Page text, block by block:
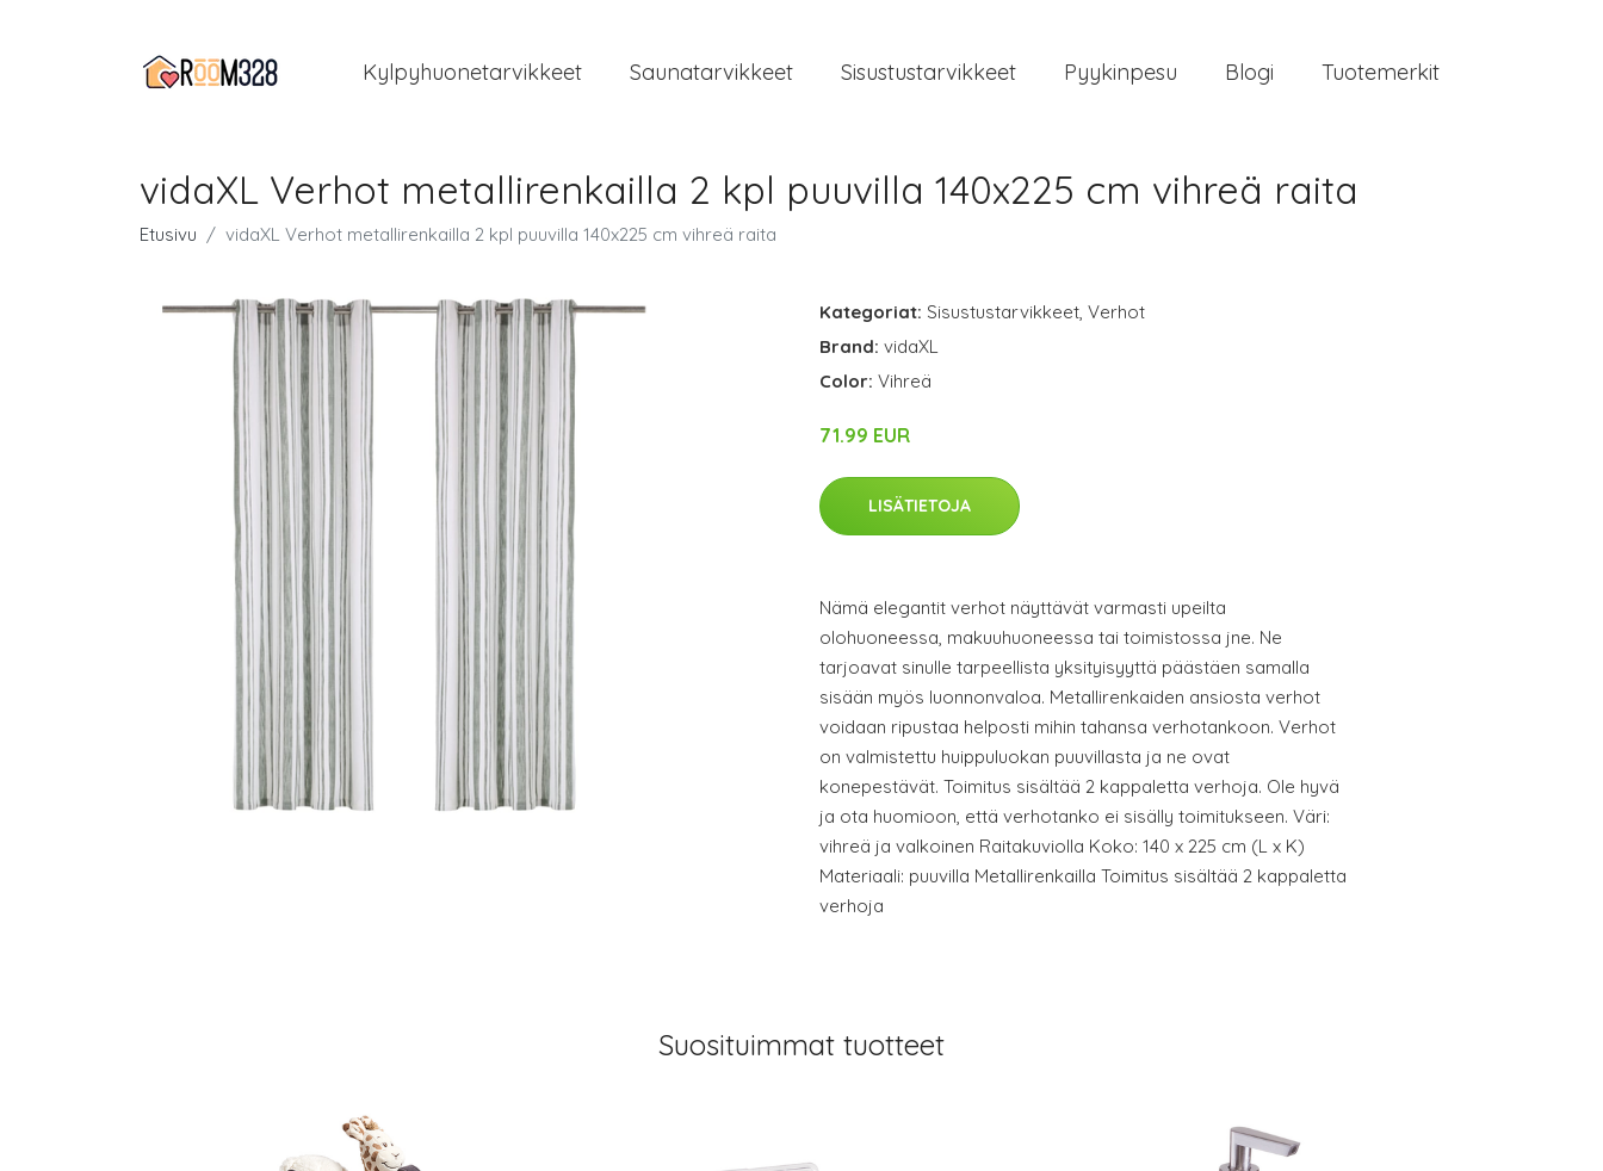
Kylpyhuonetarvikkeet Saunatarvikkeet Sisustustarvikkeet Pyykinpesu Blogi Tuotemerkit
vidaXL Verhot metallirenkailla 2 kpl puuvilla 140x225 cm vihreä raita
Etusivu vidaXL Verhot metallirenkailla 2 kpl puuvilla 140x225 cm vihreä raita
Kategoriat: Sisustustarvikkeet, Verhot
Brand: vidaXL
Color: Vihreä
71.99 EUR
LISÄTIETOJA
Nämä elegantit verhot näyttävät varmasti upeilta
olohuoneessa, makuuhuoneessa tai toimistossa jne. Ne
tarjoavat sinulle tarpeellista yksityisyyttä päästäen samalla
sisään myös luonnonvaloa. Metallirenkaiden ansiosta verhot
voidaan ripustaa helposti mihin tahansa verhotankoon. Verhot
on valmistettu huippuluokan puuvillasta ja ne ovat
konepestävät. Toimitus sisältää 2 kappaletta verhoja. Ole hyvä
ja ota huomioon, että verhotanko ei sisälly toimitukseen. Väri:
vihreä ja valkoinen Raitakuviolla Koko: 140 x 225 cm (L x K)
Materiaali: puuvilla Metallirenkailla Toimitus sisältää 2 kappaletta
verhoja
Suosituimmat tuotteet